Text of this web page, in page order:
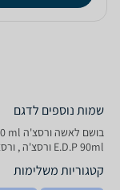
שמות נוספים לדגם
E.D.P 90ml ורסצ'ה , ורסצ'ה קריסטל Emerald E.D.P 90ml
קטגוריות משלימות